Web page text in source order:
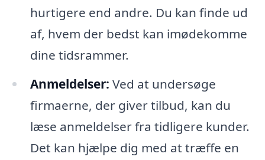
hurtigere end andre. Du kan finde ud
af, hvem der bedst kan imødekomme
dine tidsrammer.
Anmeldelser: Ved at undersøge
firmaerne, der giver tilbud, kan du
læse anmeldelser fra tidligere kunder.
Det kan hjælpe dig med at træffe en